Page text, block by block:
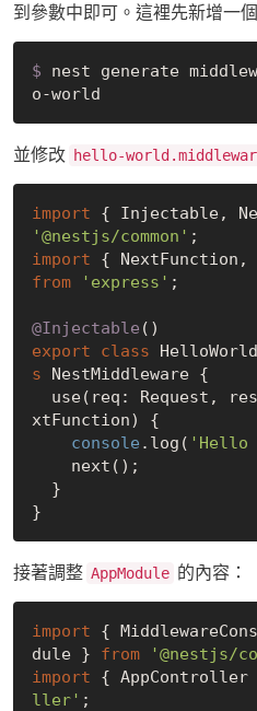
到參數中即可。這裡先新增一個
$ nest generate
o-world
並修改 hello-
import { Injectable,
'@nestjs/common'
import
from
'express' ;
@Injectable
export
class
s NestMiddleware {
xtFunction) {
console .log( 'Hello
接著調整 AppModule 的內容：
import {
dule } from '@nestjs/
import { AppController
ller'